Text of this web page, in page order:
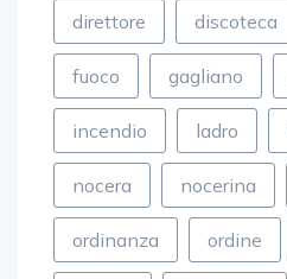
direttore discoteca
fuoco gagliano
incendio ladro
nocera nocerina
ordinanza ordine